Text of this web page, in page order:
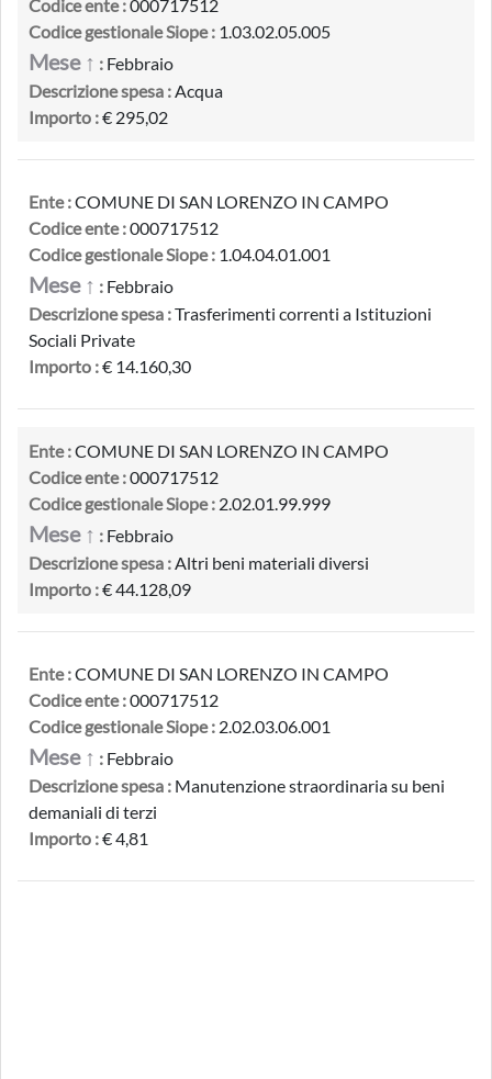
Codice ente :000717512
Codice gestionale Siope : 1.03.02.05.005
Mese ↑ : Febbraio
Descrizione spesa :Acqua
Importo :€ 295,02
Ente :COMUNE DI SAN LORENZO IN CAMPO
Codice ente :000717512
Codice gestionale Siope : 1.04.04.01.001
Mese ↑ : Febbraio
Descrizione spesa :Trasferimenti correnti a Istituzioni
Sociali Private
Importo :€ 14.160,30
Ente :COMUNE DI SAN LORENZO IN CAMPO
Codice ente :000717512
Codice gestionale Siope : 2.02.01.99.999
Mese ↑ : Febbraio
Descrizione spesa :Altri beni materiali diversi
Importo :€ 44.128,09
Ente :COMUNE DI SAN LORENZO IN CAMPO
Codice ente :000717512
Codice gestionale Siope : 2.02.03.06.001
Mese ↑ : Febbraio
Descrizione spesa : Manutenzione straordinaria su beni
demaniali di terzi
Importo :€ 4,81